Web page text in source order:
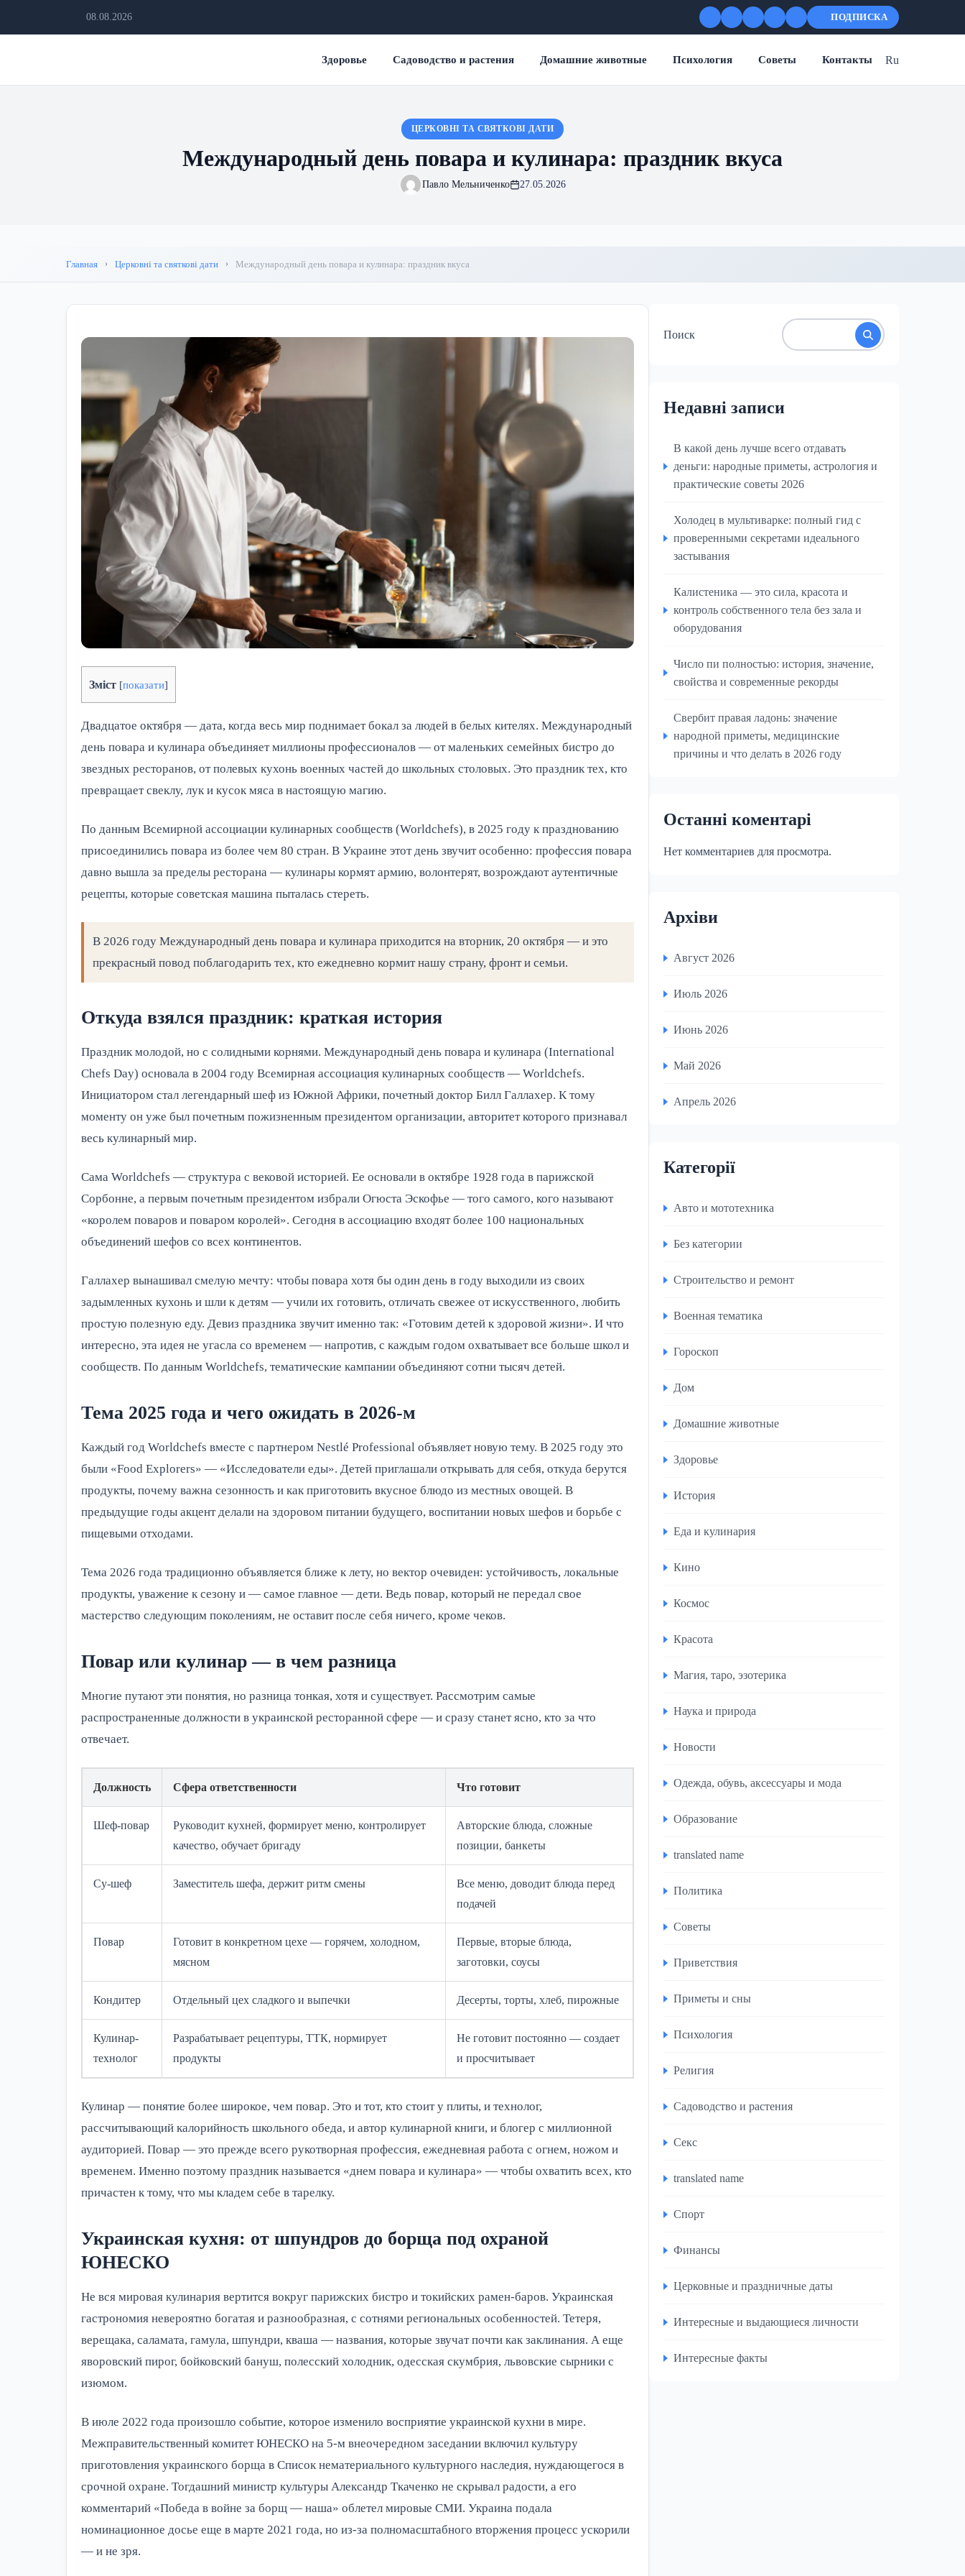
08.08.2026 ПОДПИСКА
Здоровье Садоводство и растения Домашние животные Психология Советы Контакты Ru
ЦЕРКОВНІ ТА СВЯТКОВІ ДАТИ
Международный день повара и кулинара: праздник вкуса
Павло Мельниченко 27.05.2026
Главная Церковні та святкові дати Международный день повара и кулинара: праздник вкуса
Зміст [показати]
Двадцатое октября — дата, когда весь мир поднимает бокал за людей в белых кителях. Международный
день повара и кулинара объединяет миллионы профессионалов — от маленьких семейных бистро до
звездных ресторанов, от полевых кухонь военных частей до школьных столовых. Это праздник тех, кто
превращает свеклу, лук и кусок мяса в настоящую магию.
По данным Всемирной ассоциации кулинарных сообществ (Worldchefs), в 2025 году к празднованию
присоединились повара из более чем 80 стран. В Украине этот день звучит особенно: профессия повара
давно вышла за пределы ресторана — кулинары кормят армию, волонтерят, возрождают аутентичные
рецепты, которые советская машина пыталась стереть.
В 2026 году Международный день повара и кулинара приходится на вторник, 20 октября — и это
прекрасный повод поблагодарить тех, кто ежедневно кормит нашу страну, фронт и семьи.
Откуда взялся праздник: краткая история
Праздник молодой, но с солидными корнями. Международный день повара и кулинара (International
Chefs Day) основала в 2004 году Всемирная ассоциация кулинарных сообществ — Worldchefs.
Инициатором стал легендарный шеф из Южной Африки, почетный доктор Билл Галлахер. К тому
моменту он уже был почетным пожизненным президентом организации, авторитет которого признавал
весь кулинарный мир.
Сама Worldchefs — структура с вековой историей. Ее основали в октябре 1928 года в парижской
Сорбонне, а первым почетным президентом избрали Огюста Эскофье — того самого, кого называют
«королем поваров и поваром королей». Сегодня в ассоциацию входят более 100 национальных
объединений шефов со всех континентов.
Галлахер вынашивал смелую мечту: чтобы повара хотя бы один день в году выходили из своих
задымленных кухонь и шли к детям — учили их готовить, отличать свежее от искусственного, любить
простую полезную еду. Девиз праздника звучит именно так: «Готовим детей к здоровой жизни». И что
интересно, эта идея не угасла со временем — напротив, с каждым годом охватывает все больше школ и
сообществ. По данным Worldchefs, тематические кампании объединяют сотни тысяч детей.
Тема 2025 года и чего ожидать в 2026-м
Каждый год Worldchefs вместе с партнером Nestlé Professional объявляет новую тему. В 2025 году это
были «Food Explorers» — «Исследователи еды». Детей приглашали открывать для себя, откуда берутся
продукты, почему важна сезонность и как приготовить вкусное блюдо из местных овощей. В
предыдущие годы акцент делали на здоровом питании будущего, воспитании новых шефов и борьбе с
пищевыми отходами.
Тема 2026 года традиционно объявляется ближе к лету, но вектор очевиден: устойчивость, локальные
продукты, уважение к сезону и — самое главное — дети. Ведь повар, который не передал свое
мастерство следующим поколениям, не оставит после себя ничего, кроме чеков.
Повар или кулинар — в чем разница
Многие путают эти понятия, но разница тонкая, хотя и существует. Рассмотрим самые
распространенные должности в украинской ресторанной сфере — и сразу станет ясно, кто за что
отвечает.
Должность Сфера ответственности Что готовит
Шеф-повар
Руководит кухней, формирует меню, контролирует
качество, обучает бригаду
Авторские блюда, сложные
позиции, банкеты
Су-шеф Заместитель шефа, держит ритм смены
Все меню, доводит блюда перед
подачей
Повар
Готовит в конкретном цехе — горячем, холодном,
мясном
Первые, вторые блюда,
заготовки, соусы
Кондитер Отдельный цех сладкого и выпечки Десерты, торты, хлеб, пирожные
Кулинар-
технолог
Разрабатывает рецептуры, ТТК, нормирует
продукты
Не готовит постоянно — создает
и просчитывает
Кулинар — понятие более широкое, чем повар. Это и тот, кто стоит у плиты, и технолог,
рассчитывающий калорийность школьного обеда, и автор кулинарной книги, и блогер с миллионной
аудиторией. Повар — это прежде всего рукотворная профессия, ежедневная работа с огнем, ножом и
временем. Именно поэтому праздник называется «днем повара и кулинара» — чтобы охватить всех, кто
причастен к тому, что мы кладем себе в тарелку.
Украинская кухня: от шпундров до борща под охраной
ЮНЕСКО
Не вся мировая кулинария вертится вокруг парижских бистро и токийских рамен-баров. Украинская
гастрономия невероятно богатая и разнообразная, с сотнями региональных особенностей. Тетеря,
верещака, саламата, гамула, шпундри, кваша — названия, которые звучат почти как заклинания. А еще
яворовский пирог, бойковский бануш, полесский холодник, одесская скумбрия, львовские сырники с
изюмом.
В июле 2022 года произошло событие, которое изменило восприятие украинской кухни в мире.
Межправительственный комитет ЮНЕСКО на 5-м внеочередном заседании включил культуру
приготовления украинского борща в Список нематериального культурного наследия, нуждающегося в
срочной охране. Тогдашний министр культуры Александр Ткаченко не скрывал радости, а его
комментарий «Победа в войне за борщ — наша» облетел мировые СМИ. Украина подала
номинационное досье еще в марте 2021 года, но из-за полномасштабного вторжения процесс ускорили
— и не зря.
Поиск
Недавні записи
В какой день лучше всего отдавать
деньги: народные приметы, астрология и
практические советы 2026
Холодец в мультиварке: полный гид с
проверенными секретами идеального
застывания
Калистеника — это сила, красота и
контроль собственного тела без зала и
оборудования
Число пи полностью: история, значение,
свойства и современные рекорды
Свербит правая ладонь: значение
народной приметы, медицинские
причины и что делать в 2026 году
Останні коментарі
Нет комментариев для просмотра.
Архіви
Август 2026
Июль 2026
Июнь 2026
Май 2026
Апрель 2026
Категорії
Авто и мототехника
Без категории
Строительство и ремонт
Военная тематика
Гороскоп
Дом
Домашние животные
Здоровье
История
Еда и кулинария
Кино
Космос
Красота
Магия, таро, эзотерика
Наука и природа
Новости
Одежда, обувь, аксессуары и мода
Образование
translated name
Политика
Советы
Приветствия
Приметы и сны
Психология
Религия
Садоводство и растения
Секс
translated name
Спорт
Финансы
Церковные и праздничные даты
Интересные и выдающиеся личности
Интересные факты